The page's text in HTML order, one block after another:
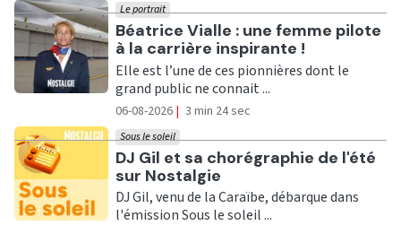
Ecouter
Béatrice Vialle : une femme pilote
à la carrière inspirante !
Le portrait
Elle est l’une de ces pionnières dont le
grand public ne connait ...
06-08-2026 | 3 min 24 sec
Ecouter
DJ Gil et sa chorégraphie de l'été
sur Nostalgie
Sous le soleil
DJ Gil, venu de la Caraïbe, débarque dans
l'émission Sous le soleil ...